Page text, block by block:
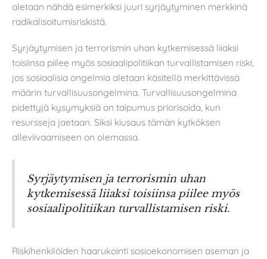
aletaan nähdä esimerkiksi juuri syrjäytyminen merkkinä
radikalisoitumisriskistä.
Syrjäytymisen ja terrorismin uhan kytkemisessä liiaksi
toisiinsa piilee myös sosiaalipolitiikan turvallistamisen riski,
jos sosiaalisia ongelmia aletaan käsitellä merkittävissä
määrin turvallisuusongelmina. Turvallisuusongelmina
pidettyjä kysymyksiä on taipumus priorisoida, kun
resursseja jaetaan. Siksi kiusaus tämän kytköksen
alleviivaamiseen on olemassa.
Syrjäytymisen ja terrorismin uhan
kytkemisessä liiaksi toisiinsa piilee myös
sosiaalipolitiikan turvallistamisen riski.
Riskihenkilöiden haarukointi sosioekonomisen aseman ja